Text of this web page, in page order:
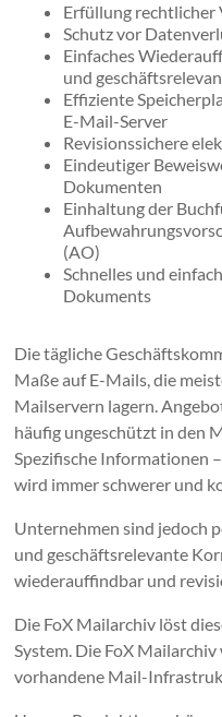
Erfüllung rechtlicher
Schutz vor
Einfaches
und
Effiziente
E-Mail-Server
Revisionssichere
Eindeutiger
Dokumenten
Einhaltung der
(AO)
Schnelles und
Dokuments
Die tägliche
Maße auf E-Mails, die
Mailservern lagern.
häufig ungeschützt in den
Spezifische Informationen
wird immer schwerer und
Unternehmen sind jedoch
und geschäftsrelevante
wiederauffindbar und
Die FoX Mailarchiv löst
System. Die FoX
vorhandene Mail-